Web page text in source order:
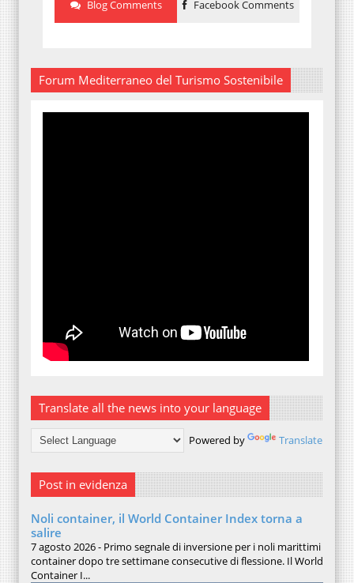
Blog Comments Facebook Comments
Forum Mediterraneo del Turismo Sostenibile
Translate all the news into your language
Powered by Translate
Post in evidenza
Noli container, il World Container Index torna a
salire
7 agosto 2026 - Primo segnale di inversione per i noli marittimi
container dopo tre settimane consecutive di flessione. Il World
Container I...